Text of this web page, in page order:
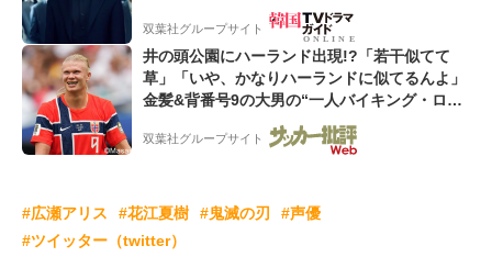
双葉社グループサイト
井の頭公園にハーランド出現!?「若干似てて
草」「いや、かなりハーランドに似てるんよ」
金髪&背番号9の大男の“一人バイキング・ロ
ー”映像が話題!「元気をもらった」
双葉社グループサイト
#広瀬アリス #花江夏樹 #鬼滅の刃
#声優
#ツイッター（twitter）